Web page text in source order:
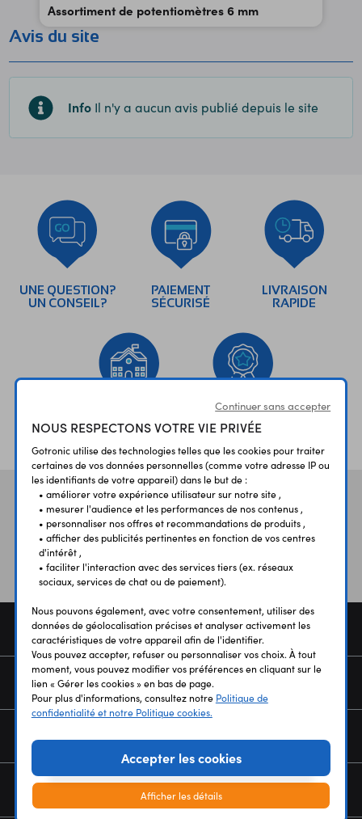
Assortiment de potentiomètres 6 mm
Avis du site
Info Il n'y a aucun avis publié depuis le site
UNE QUESTION?
UN CONSEIL?
PAIEMENT
SÉCURISÉ
LIVRAISON
RAPIDE
ÉTABLISSEMENTS
SCOLAIRES
PLUS 30 ANS
D’EXPERIENCE
Vos aviset témoignages
COMMANDE
SERVICES
NOUS CONNAÎTRE
NEWSLETTER
Continuer sans accepter
NOUS RESPECTONS VOTRE VIE PRIVÉE
Gotronic utilise des technologies telles que les cookies pour traiter
certaines de vos données personnelles (comme votre adresse IP ou
les identifiants de votre appareil) dans le but de :
• améliorer votre expérience utilisateur sur notre site ,
• mesurer l'audience et les performances de nos contenus ,
• personnaliser nos offres et recommandations de produits ,
• afficher des publicités pertinentes en fonction de vos centres
d'intérêt ,
• faciliter l'interaction avec des services tiers (ex. réseaux
sociaux, services de chat ou de paiement).
Nous pouvons également, avec votre consentement, utiliser des
données de géolocalisation précises et analyser activement les
caractéristiques de votre appareil afin de l'identifier.
Vous pouvez accepter, refuser ou personnaliser vos choix. À tout
moment, vous pouvez modifier vos préférences en cliquant sur le
lien « Gérer les cookies » en bas de page.
Pour plus d'informations, consultez notre Politique de
confidentialité et notre Politique cookies.
Accepter les cookies
Afficher les détails